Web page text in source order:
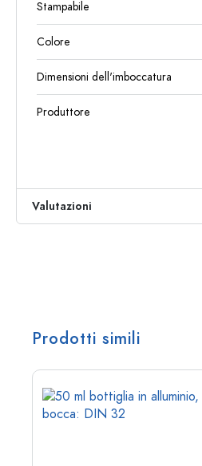
Stampabile
Colore
Dimensioni dell'imboccatura
Produttore
Valutazioni
Prodotti simili